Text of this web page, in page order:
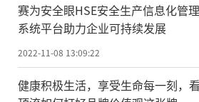
赛为安全眼HSE安全生产信息化管理
系统平台助力企业可持续发展
2022-11-08 13:09:22
健康积极生活，享受生命每一刻，看